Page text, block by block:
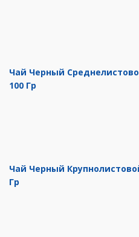
Чай Черный
100 Гр
Чай Черный
Гр